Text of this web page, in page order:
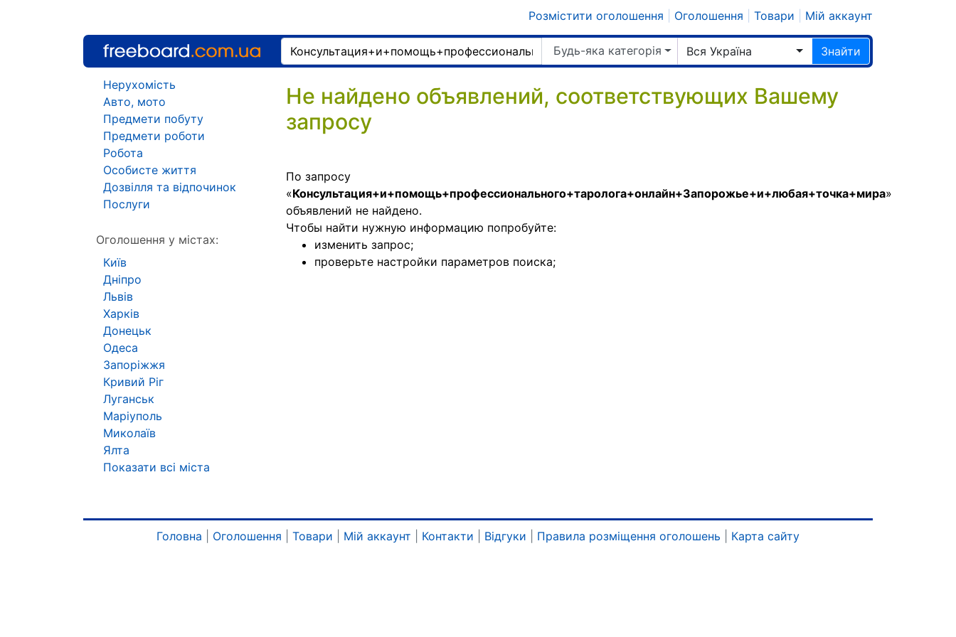
Розмістити оголошення Оголошення Товари Мій аккаунт
Будь-яка категорія Вся Україна Знайти
Не найдено объявлений, соответствующих Вашему
запросу
По запросу
«Консультация+и+помощь+профессионального+таролога+онлайн+Запорожье+и+любая+точка+мира»
объявлений не найдено.
Чтобы найти нужную информацию попробуйте:
изменить запрос;
проверьте настройки параметров поиска;
Нерухомість
Авто, мото
Предмети побуту
Предмети роботи
Робота
Особисте життя
Дозвілля та відпочинок
Послуги
Оголошення у містах:
Київ
Дніпро
Львів
Харків
Донецьк
Одеса
Запоріжжя
Кривий Ріг
Луганськ
Маріуполь
Миколаїв
Ялта
Показати всі міста
Головна Оголошення Товари Мій аккаунт Контакти Відгуки Правила розміщення оголошень Карта сайту